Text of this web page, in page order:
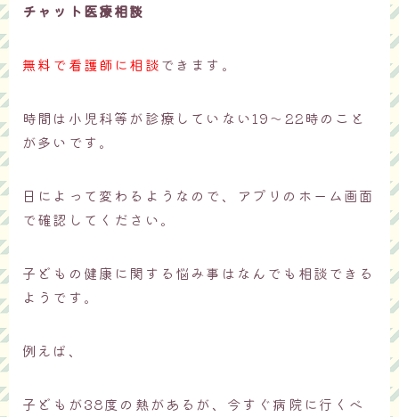
チャット医療相談
無料で看護師に相談できます。
時間は小児科等が診療していない19〜22時のこと
が多いです。
日によって変わるようなので、アプリのホーム画面
で確認してください。
子どもの健康に関する悩み事はなんでも相談できる
ようです。
例えば、
子どもが38度の熱があるが、今すぐ病院に行くべ